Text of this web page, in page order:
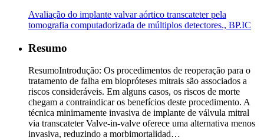
Avaliação do implante valvar aórtico transcateter pela
tomografia computadorizada de múltiplos detectores., BP.IC
Resumo
ResumoIntrodução: Os procedimentos de reoperação para o
tratamento de falha em biopróteses mitrais são associados a
riscos consideráveis. Em alguns casos, os riscos de morte
chegam a contraindicar os benefícios deste procedimento. A
técnica minimamente invasiva de implante de válvula mitral
via transcateter Valve-in-valve oferece uma alternativa menos
invasiva, reduzindo a morbimortalidad…